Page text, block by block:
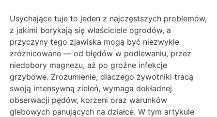
Usychające tuje to jeden z najczęstszych problemów,
z jakimi borykają się właściciele ogrodów, a
przyczyny tego zjawiska mogą być niezwykle
zróżnicowane — od błędów w podlewaniu, przez
niedobory magnezu, aż po groźne infekcje
grzybowe. Zrozumienie, dlaczego żywotniki tracą
swoją intensywną zieleń, wymaga dokładnej
obserwacji pędów, korzeni oraz warunków
glebowych panujących na działce. W tym artykule